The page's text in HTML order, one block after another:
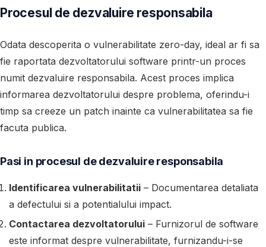
Procesul de dezvaluire responsabila
Odata descoperita o vulnerabilitate zero-day, ideal ar fi sa
fie raportata dezvoltatorului software printr-un proces
numit dezvaluire responsabila. Acest proces implica
informarea dezvoltatorului despre problema, oferindu-i
timp sa creeze un patch inainte ca vulnerabilitatea sa fie
facuta publica.
Pasi in procesul de dezvaluire responsabila
Identificarea vulnerabilitatii – Documentarea detaliata
a defectului si a potentialului impact.
Contactarea dezvoltatorului – Furnizorul de software
este informat despre vulnerabilitate, furnizandu-i-se